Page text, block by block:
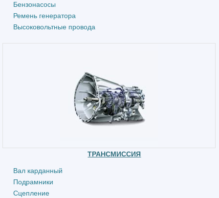
Бензонасосы
Ремень генератора
Высоковольтные провода
ТРАНСМИССИЯ
Вал карданный
Подрамники
Сцепление